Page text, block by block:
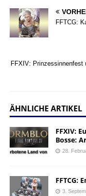
FFTCG:
FFXIV: Prinzessinnenfest
ÄHNLICHE ARTIKEL
FFXIV:
Bosse:
28.
FFTCG:
3.